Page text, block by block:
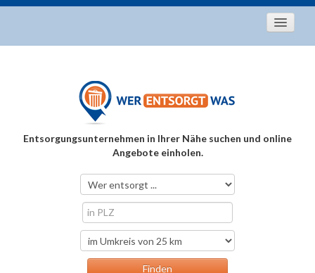
Entsorgungstipps
Über uns
Entsorgungsunternehmen in Ihrer Nähe suchen und online
Angebote einholen.